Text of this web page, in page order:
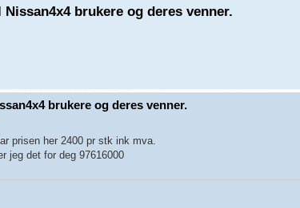
brukere og deres venner.
brukere og deres venner.
prisen her 2400 pr stk ink mva.
jeg det for deg 97616000